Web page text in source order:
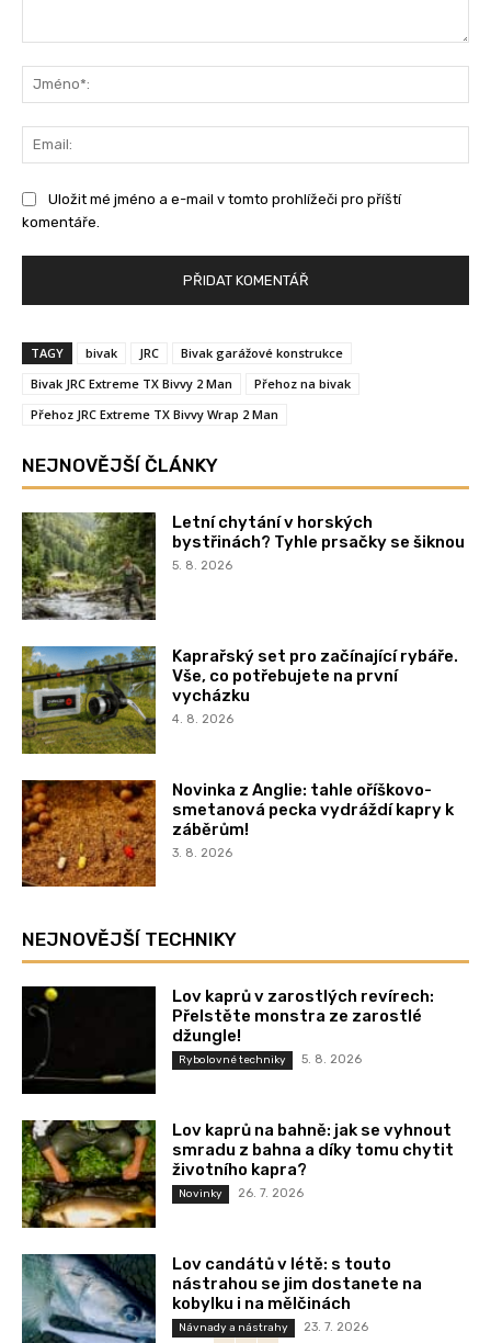
Uložit mé jméno a e-mail v tomto prohlížeči pro příští
komentáře.
TAGY bivak JRC
Bivak garážové konstrukce
Bivak JRC Extreme TX Bivvy 2 Man
Přehoz na bivak
Přehoz JRC Extreme TX Bivvy Wrap 2 Man
NEJNOVĚJŠÍ ČLÁNKY
Letní chytání v horských
bystřinách? Tyhle prsačky se šiknou
5. 8. 2026
Kaprařský set pro začínající rybáře.
Vše, co potřebujete na první
vycházku
4. 8. 2026
Novinka z Anglie: tahle oříškovo-
smetanová pecka vydráždí kapry k
záběrům!
3. 8. 2026
NEJNOVĚJŠÍ TECHNIKY
Lov kaprů v zarostlých revírech:
Přelstěte monstra ze zarostlé
džungle!
Rybolovné techniky 5. 8. 2026
Lov kaprů na bahně: jak se vyhnout
smradu z bahna a díky tomu chytit
životního kapra?
Novinky 26. 7. 2026
Lov candátů v létě: s touto
nástrahou se jim dostanete na
kobylku i na mělčinách
Návnady a nástrahy 23. 7. 2026